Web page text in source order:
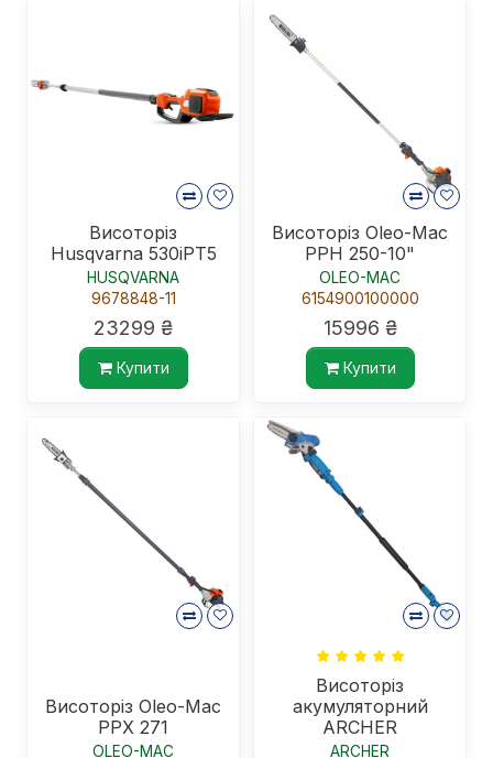
Висоторіз
Husqvarna 530iPT5
HUSQVARNA
9678848-11
23299 ₴
Купити
Висоторіз Oleo-Mac
PPH 250-10"
OLEO-MAC
6154900100000
15996 ₴
Купити
Висоторіз Oleo-Mac
РРХ 271
OLEO-MAC
Висоторіз
акумуляторний
ARCHER
ARCHER